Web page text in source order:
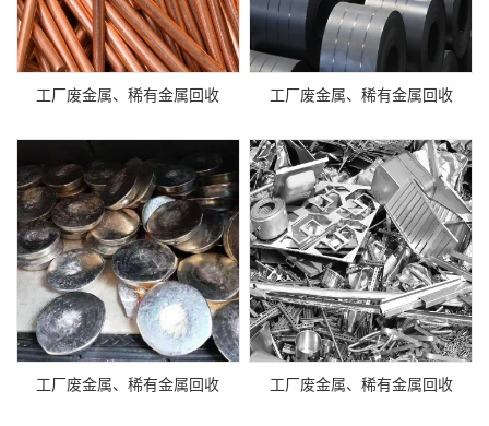
工厂废金属、稀有金属回收 工厂废金属、稀有金属回收
工厂废金属、稀有金属回收 工厂废金属、稀有金属回收